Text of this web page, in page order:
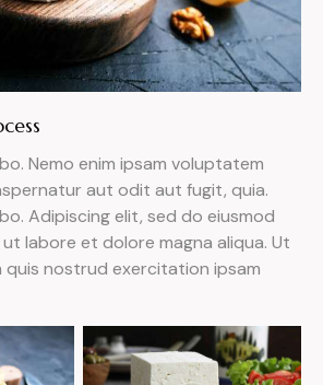
Nemo enim ipsam voluptatem
aut odit aut fugit, quia.
Adipiscing elit, sed do eiusmod
labore et dolore magna aliqua. Ut
quis nostrud exercitation ipsam